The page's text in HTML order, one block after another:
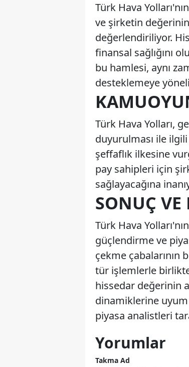
Türk Hava
ve şirketin
değerlendiriliyor.
finansal sağlığını
bu hamlesi, aynı
desteklemeye
Türk Hava Yolları,
duyurulması ile ilgili
şeffaflık ilkesine
pay sahipleri için
sağlayacağına
SONUÇ VE
Türk Hava
güçlendirme ve
çekme çabalarının
tür işlemlerle birlikte
hissedar değerinin
dinamiklerine uyum
piyasa analistleri
Yorumlar
Takma Ad